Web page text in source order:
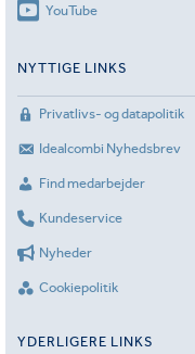
YouTube
NYTTIGE LINKS
Privatlivs- og datapolitik
Idealcombi Nyhedsbrev
Find medarbejder
Kundeservice
Nyheder
Cookiepolitik
YDERLIGERE LINKS